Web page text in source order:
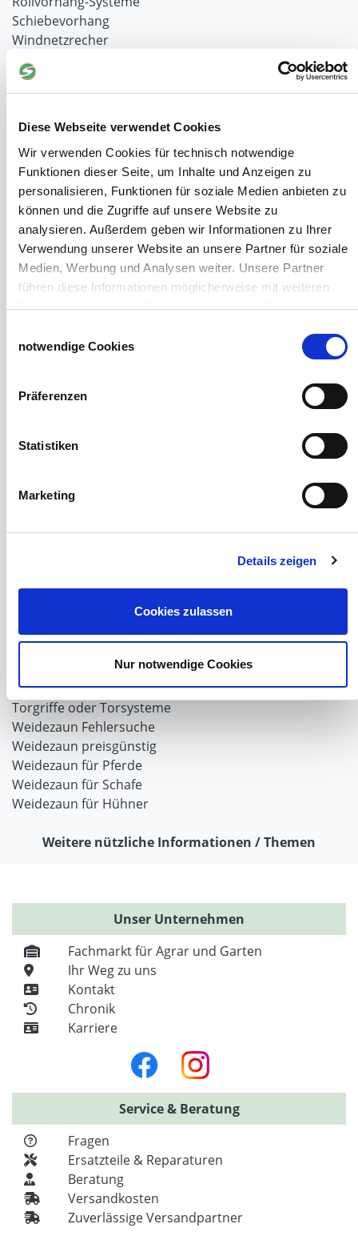
Diese Webseite verwendet Cookies
Wir verwenden Cookies für technisch notwendige
Funktionen dieser Seite, um Inhalte und Anzeigen zu
personalisieren, Funktionen für soziale Medien anbieten zu
können und die Zugriffe auf unsere Website zu
analysieren. Außerdem geben wir Informationen zu Ihrer
Verwendung unserer Website an unsere Partner für soziale
Medien, Werbung und Analysen weiter. Unsere Partner
führen diese Informationen möglicherweise mit weiteren
Daten zusammen, die Sie ihnen bereitgestellt haben oder
haben.
notwendige Cookies
Präferenzen
Statistiken
Marketing
Details zeigen
Cookies zulassen
Nur notwendige Cookies
Schiebevorhang
Windnetzrecher
SIMAtex-Windschutznetze
Windschutznetze für Carports und Terrassen
Planenhauben für Unterstände
Hofbedarf
Schiebetorsets
Winter und Landwirtschaft
Windschutz Schiebetor
Windschutznetz für Pferdestall
FAQ Schiebetorbau
Schiebetor selbst bauen
Laufschiene und Rollapparate Typ 10
Laufschiene und Rollapparate Typ 40
Geburtshelfer-Produktvideo
Produkte für die Landwirtschaft
Weidezaun
Weidezaun für Rinder
Wolfabwehr
Weidezaun selber bauen
Weidezaunlitzen
Torgriffe oder Torsysteme
Weidezaun Fehlersuche
Weidezaun preisgünstig
Weidezaun für Pferde
Weidezaun für Schafe
Weidezaun für Hühner
Weitere nützliche Informationen / Themen
Unser Unternehmen
Fachmarkt für Agrar und Garten
Ihr Weg zu uns
Kontakt
Chronik
Karriere
Service & Beratung
Fragen
Ersatzteile & Reparaturen
Beratung
Versandkosten
Zuverlässige Versandpartner